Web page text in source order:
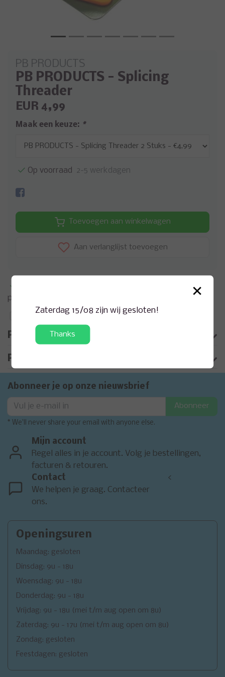
PB PRODUCTS
PB PRODUCTS - Splicing
Threader
EUR 4,99
Maak een keuze: *
Op voorraad 2-5 werkdagen
Toevoegen aan winkelwagen
Aan verlanglijst toevoegen
Neem contact op over dit
product
Toevoegen aan vergelijking
Productomschrijving
Product informatie
Abonneer je op onze nieuwsbrief
Abonneer
* We'll never share your email with anyone else.
Mijn account
Regel alles in je account. Volg je bestellingen,
facturen & retouren.
Contact
We helpen je graag. Contacteer
ons.
<
Openingsuren
Maandag: gesloten
Dinsdag: 9u - 18u
Woensdag: 9u - 18u
Donderdag: 9u - 18u
Vrijdag: 9u - 18u (mei t/m aug open om 8u)
Zaterdag: 9u - 17u (mei t/m aug open om 8u)
Zondag: gesloten
Feestdagen: gesloten
×
Zaterdag 15/08 zijn wij gesloten!
Thanks